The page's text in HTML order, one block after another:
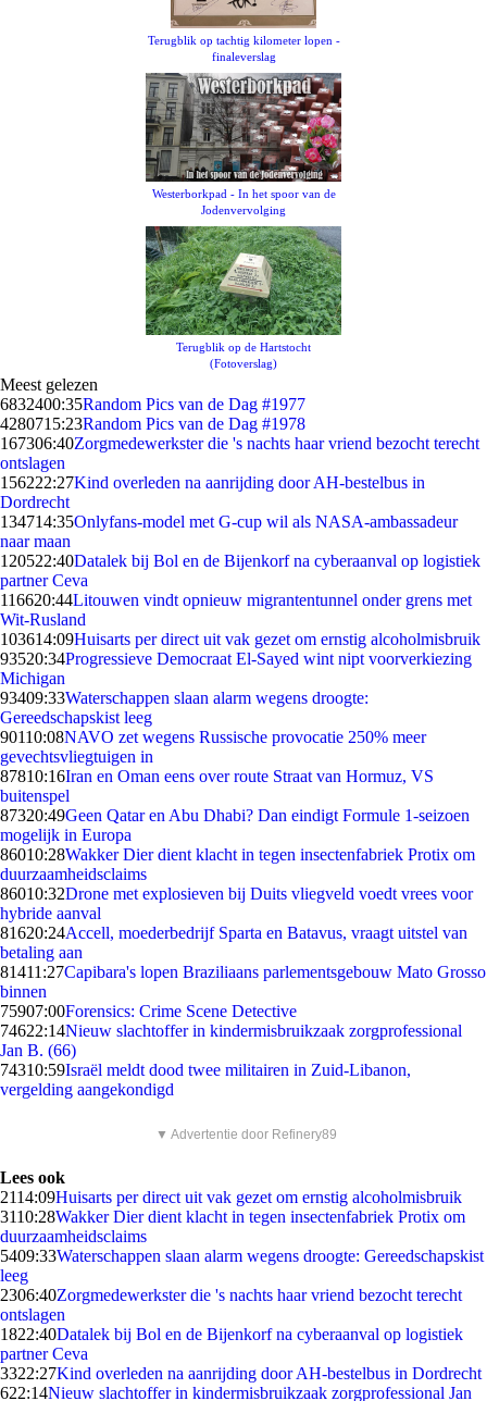
Terugblik op tachtig kilometer lopen -
finaleverslag
Westerborkpad - In het spoor van de
Jodenvervolging
Terugblik op de Hartstocht
(Fotoverslag)
Meest gelezen
6832400:35Random Pics van de Dag #1977
4280715:23Random Pics van de Dag #1978
167306:40Zorgmedewerkster die 's nachts haar vriend bezocht terecht
ontslagen
156222:27Kind overleden na aanrijding door AH-bestelbus in
Dordrecht
134714:35Onlyfans-model met G-cup wil als NASA-ambassadeur
naar maan
120522:40Datalek bij Bol en de Bijenkorf na cyberaanval op logistiek
partner Ceva
116620:44Litouwen vindt opnieuw migrantentunnel onder grens met
Wit-Rusland
103614:09Huisarts per direct uit vak gezet om ernstig alcoholmisbruik
93520:34Progressieve Democraat El-Sayed wint nipt voorverkiezing
Michigan
93409:33Waterschappen slaan alarm wegens droogte:
Gereedschapskist leeg
90110:08NAVO zet wegens Russische provocatie 250% meer
gevechtsvliegtuigen in
87810:16Iran en Oman eens over route Straat van Hormuz, VS
buitenspel
87320:49Geen Qatar en Abu Dhabi? Dan eindigt Formule 1-seizoen
mogelijk in Europa
86010:28Wakker Dier dient klacht in tegen insectenfabriek Protix om
duurzaamheidsclaims
86010:32Drone met explosieven bij Duits vliegveld voedt vrees voor
hybride aanval
81620:24Accell, moederbedrijf Sparta en Batavus, vraagt uitstel van
betaling aan
81411:27Capibara's lopen Braziliaans parlementsgebouw Mato Grosso
binnen
75907:00Forensics: Crime Scene Detective
74622:14Nieuw slachtoffer in kindermisbruikzaak zorgprofessional
Jan B. (66)
74310:59Israël meldt dood twee militairen in Zuid-Libanon,
vergelding aangekondigd
▼ Advertentie door Refinery89
Lees ook
2114:09Huisarts per direct uit vak gezet om ernstig alcoholmisbruik
3110:28Wakker Dier dient klacht in tegen insectenfabriek Protix om
duurzaamheidsclaims
5409:33Waterschappen slaan alarm wegens droogte: Gereedschapskist
leeg
2306:40Zorgmedewerkster die 's nachts haar vriend bezocht terecht
ontslagen
1822:40Datalek bij Bol en de Bijenkorf na cyberaanval op logistiek
partner Ceva
3322:27Kind overleden na aanrijding door AH-bestelbus in Dordrecht
622:14Nieuw slachtoffer in kindermisbruikzaak zorgprofessional Jan